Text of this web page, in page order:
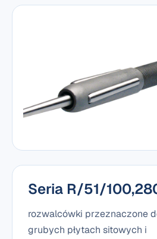
Seria R/51/
rozwalcówki przeznaczone
grubych płytach sitowych i